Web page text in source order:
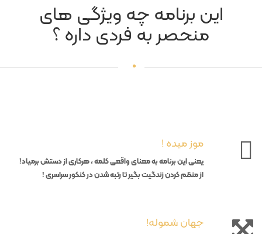
این برنامه چه ویژگی های
منحصر به فردی داره ؟
موز میده !
یعنی این برنامه به معنای واقعی کلمه ، هرکاری از دستش برمیاد‌!
از منظم کردن زندگیت بگیر تا رتبه شدن در کنکور سراسری !
جهان شموله!